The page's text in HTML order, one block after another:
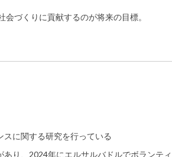
会づくりに貢献するのが将来の目標。
スに関する研究を行っている
あり、2024年にエルサルバドルでボランテ